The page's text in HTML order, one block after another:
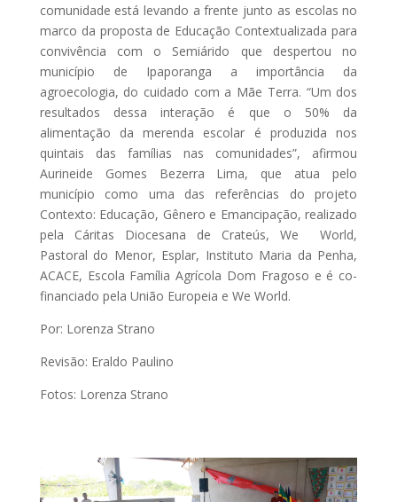
comunidade está levando a frente junto as escolas no
marco da proposta de Educação Contextualizada para
convivência com o Semiárido que despertou no
município de Ipaporanga a importância da
agroecologia, do cuidado com a Mãe Terra. “Um dos
resultados dessa interação é que o 50% da
alimentação da merenda escolar é produzida nos
quintais das famílias nas comunidades”, afirmou
Aurineide Gomes Bezerra Lima, que atua pelo
município como uma das referências do projeto
Contexto: Educação, Gênero e Emancipação, realizado
pela Cáritas Diocesana de Crateús, We World,
Pastoral do Menor, Esplar, Instituto Maria da Penha,
ACACE, Escola Família Agrícola Dom Fragoso e é co-
financiado pela União Europeia e We World.
Por: Lorenza Strano
Revisão: Eraldo Paulino
Fotos: Lorenza Strano